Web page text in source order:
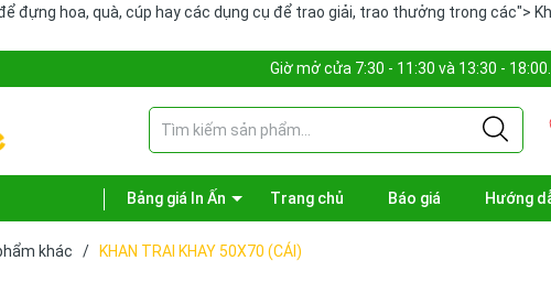
đựng hoa, quà, cúp hay các dụng cụ để trao giải, trao thưởng trong các">
Giờ mở cửa 7:30 - 11:30 và 13:30 -
Bảng giá In Ấn Trang chủ Báo giá Hướng
khác / KHAN TRAI KHAY 50X70 (CÁI)